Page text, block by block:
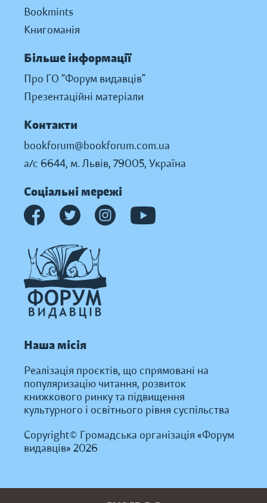
Bookmints
Книгоманія
Більше інформації
Про ГО “Форум видавців”
Презентаційні матеріали
Контакти
bookforum@bookforum.com.ua
а/с 6644, м. Львів, 79005, Україна
Соціальні мережі
Наша місія
Реалізація проєктів, що спрямовані на
популяризацію читання, розвиток
книжкового ринку та підвищення
культурного і освітнього рівня суспільства
Copyright© Громадська організація «Форум
видавців» 2026